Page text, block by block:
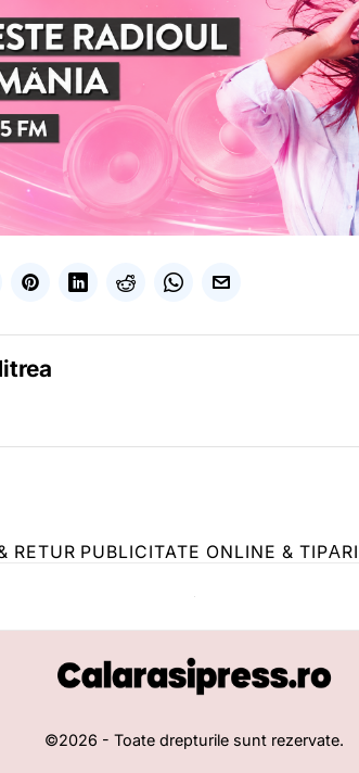
RETUR PUBLICITATE ONLINE &
©2026 - Toate drepturile sunt rezervate.